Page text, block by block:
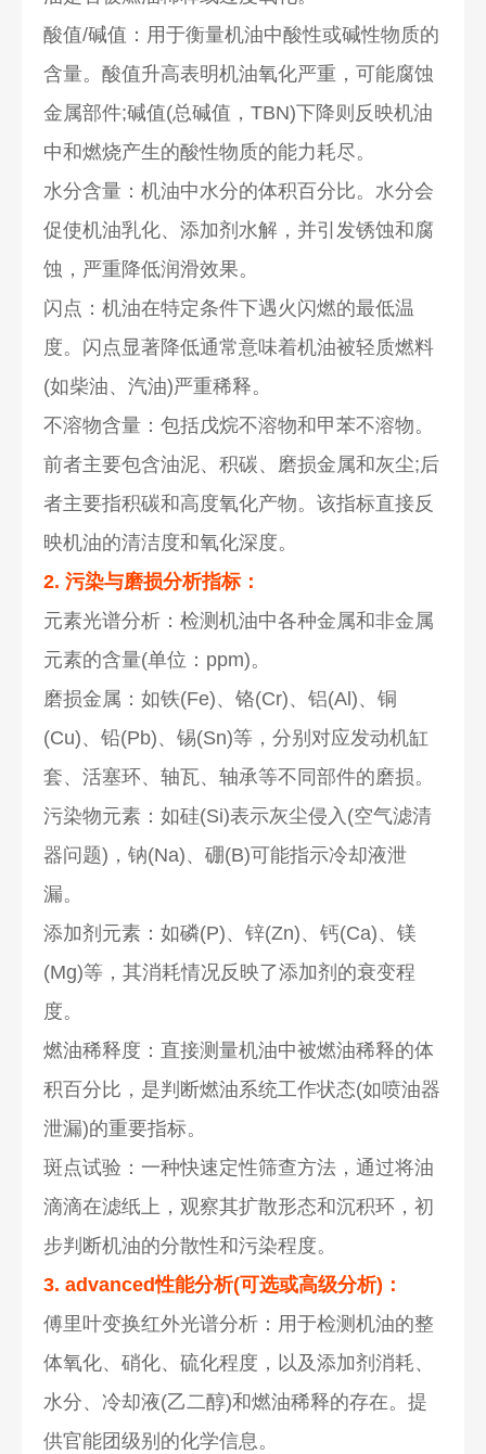
酸值/碱值：用于衡量机油中酸性或碱性物质的
含量。酸值升高表明机油氧化严重，可能腐蚀
金属部件;碱值(总碱值，TBN)下降则反映机油
中和燃烧产生的酸性物质的能力耗尽。
水分含量：机油中水分的体积百分比。水分会
促使机油乳化、添加剂水解，并引发锈蚀和腐
蚀，严重降低润滑效果。
闪点：机油在特定条件下遇火闪燃的最低温
度。闪点显著降低通常意味着机油被轻质燃料
(如柴油、汽油)严重稀释。
不溶物含量：包括戊烷不溶物和甲苯不溶物。
前者主要包含油泥、积碳、磨损金属和灰尘;后
者主要指积碳和高度氧化产物。该指标直接反
映机油的清洁度和氧化深度。
2. 污染与磨损分析指标：
元素光谱分析：检测机油中各种金属和非金属
元素的含量(单位：ppm)。
磨损金属：如铁(Fe)、铬(Cr)、铝(Al)、铜
(Cu)、铅(Pb)、锡(Sn)等，分别对应发动机缸
套、活塞环、轴瓦、轴承等不同部件的磨损。
污染物元素：如硅(Si)表示灰尘侵入(空气滤清
器问题)，钠(Na)、硼(B)可能指示冷却液泄
漏。
添加剂元素：如磷(P)、锌(Zn)、钙(Ca)、镁
(Mg)等，其消耗情况反映了添加剂的衰变程
度。
燃油稀释度：直接测量机油中被燃油稀释的体
积百分比，是判断燃油系统工作状态(如喷油器
泄漏)的重要指标。
斑点试验：一种快速定性筛查方法，通过将油
滴滴在滤纸上，观察其扩散形态和沉积环，初
步判断机油的分散性和污染程度。
3. advanced性能分析(可选或高级分析)：
傅里叶变换红外光谱分析：用于检测机油的整
体氧化、硝化、硫化程度，以及添加剂消耗、
水分、冷却液(乙二醇)和燃油稀释的存在。提
供官能团级别的化学信息。